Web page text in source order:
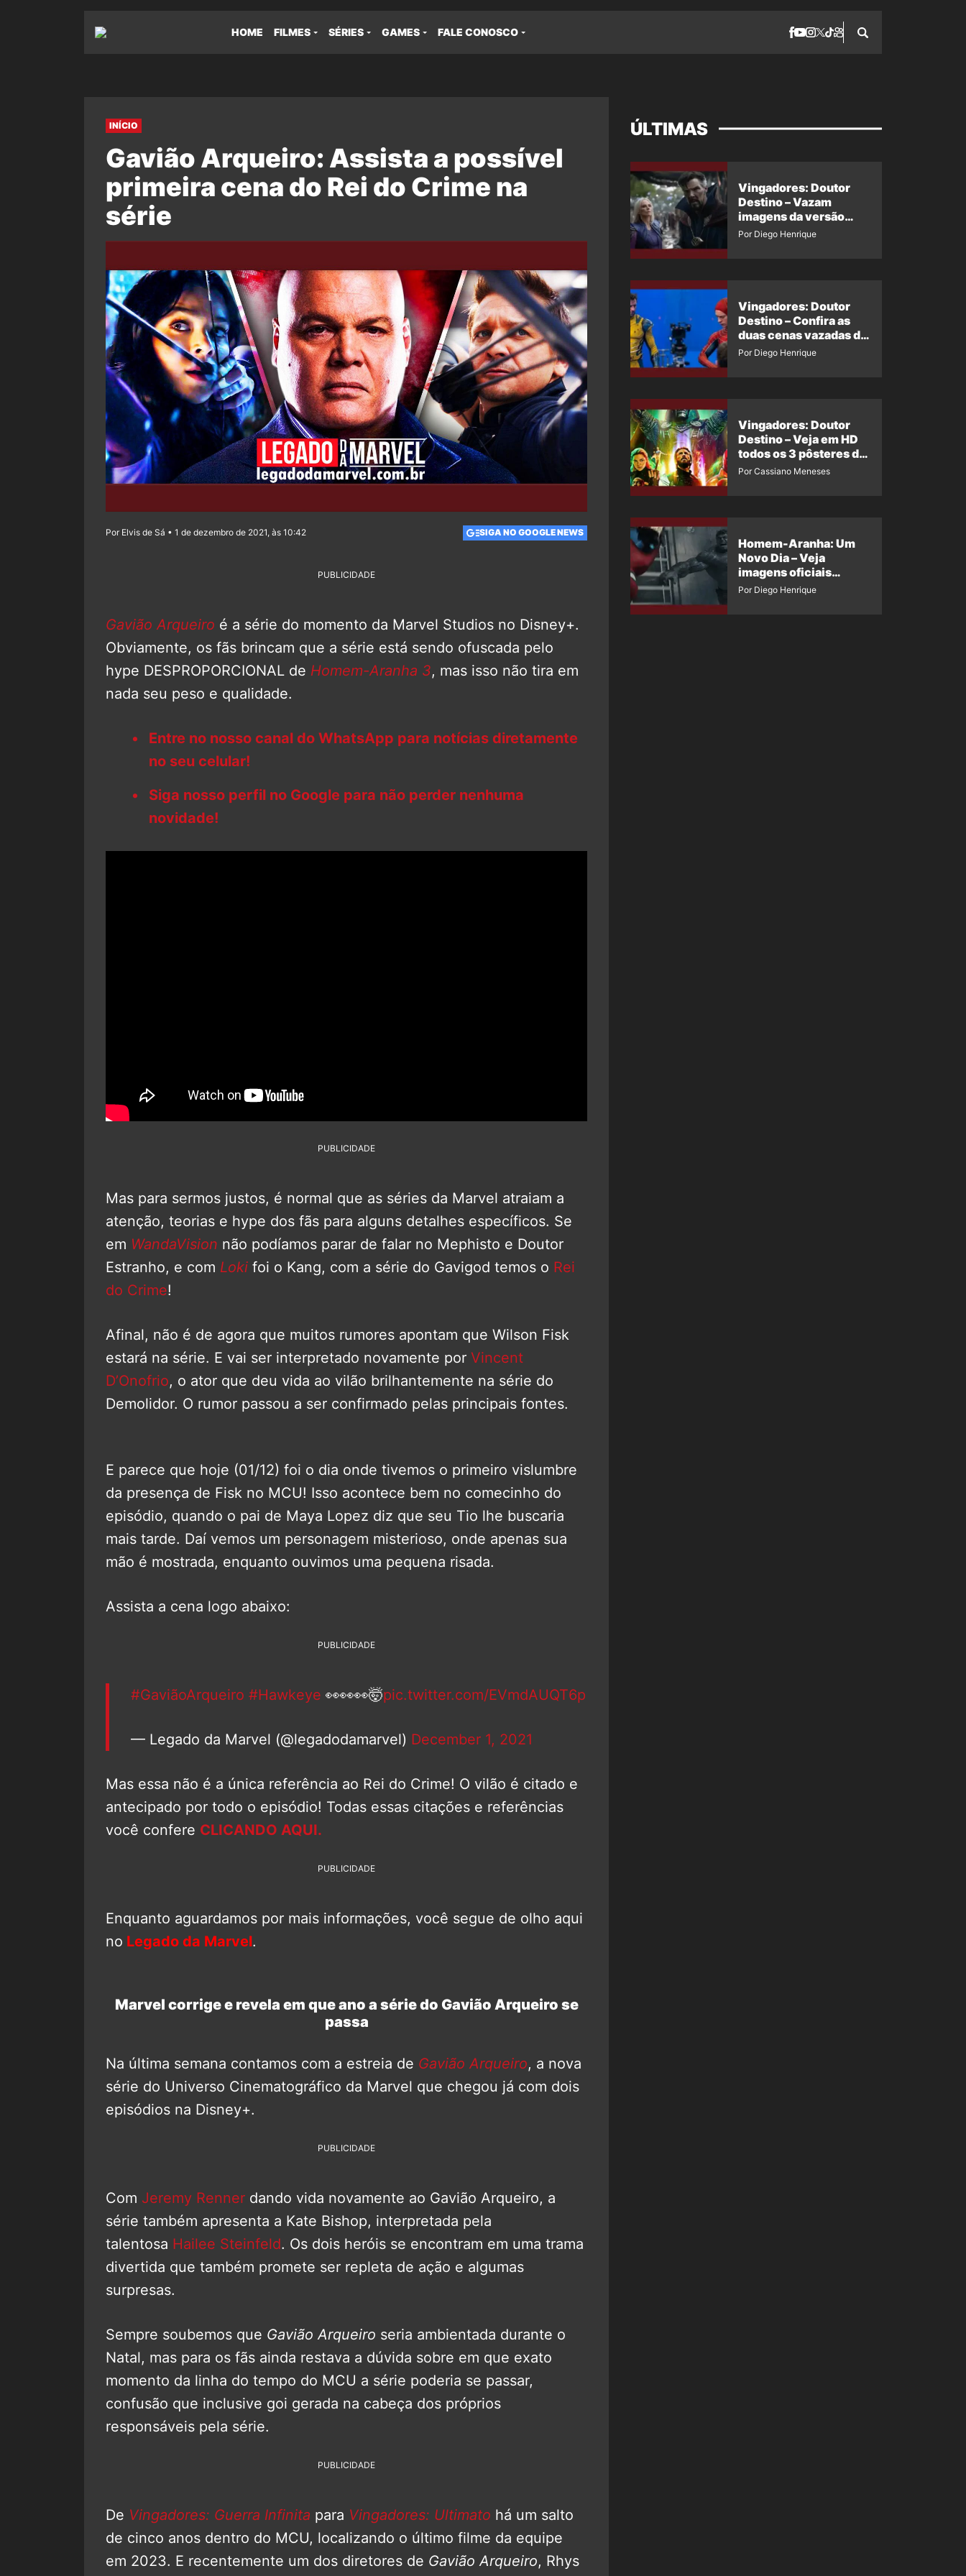
HOME FILMES SÉRIES GAMES FALE CONOSCO
INÍCIO
Gavião Arqueiro: Assista a possível
primeira cena do Rei do Crime na
série
Por Elvis de Sá • 1 de dezembro de 2021, às 10:42 SIGA NO GOOGLE NEWS
PUBLICIDADE
Gavião Arqueiro é a série do momento da Marvel Studios no Disney+.
Obviamente, os fãs brincam que a série está sendo ofuscada pelo
hype DESPROPORCIONAL de Homem-Aranha 3, mas isso não tira em
nada seu peso e qualidade.
Entre no nosso canal do WhatsApp para notícias diretamente
no seu celular!
Siga nosso perfil no Google para não perder nenhuma
novidade!
PUBLICIDADE
Mas para sermos justos, é normal que as séries da Marvel atraiam a
atenção, teorias e hype dos fãs para alguns detalhes específicos. Se
em WandaVision não podíamos parar de falar no Mephisto e Doutor
Estranho, e com Loki foi o Kang, com a série do Gavigod temos o Rei
do Crime!
Afinal, não é de agora que muitos rumores apontam que Wilson Fisk
estará na série. E vai ser interpretado novamente por Vincent
D’Onofrio, o ator que deu vida ao vilão brilhantemente na série do
Demolidor. O rumor passou a ser confirmado pelas principais fontes.
E parece que hoje (01/12) foi o dia onde tivemos o primeiro vislumbre
da presença de Fisk no MCU! Isso acontece bem no comecinho do
episódio, quando o pai de Maya Lopez diz que seu Tio lhe buscaria
mais tarde. Daí vemos um personagem misterioso, onde apenas sua
mão é mostrada, enquanto ouvimos uma pequena risada.
Assista a cena logo abaixo:
PUBLICIDADE
#GaviãoArqueiro #Hawkeye 👀👀👀🤯pic.twitter.com/EVmdAUQT6p
— Legado da Marvel (@legadodamarvel) December 1, 2021
Mas essa não é a única referência ao Rei do Crime! O vilão é citado e
antecipado por todo o episódio! Todas essas citações e referências
você confere CLICANDO AQUI.
PUBLICIDADE
Enquanto aguardamos por mais informações, você segue de olho aqui
no Legado da Marvel.
Marvel corrige e revela em que ano a série do Gavião Arqueiro se
passa
Na última semana contamos com a estreia de Gavião Arqueiro, a nova
série do Universo Cinematográfico da Marvel que chegou já com dois
episódios na Disney+.
PUBLICIDADE
Com Jeremy Renner dando vida novamente ao Gavião Arqueiro, a
série também apresenta a Kate Bishop, interpretada pela
talentosa Hailee Steinfeld. Os dois heróis se encontram em uma trama
divertida que também promete ser repleta de ação e algumas
surpresas.
Sempre soubemos que Gavião Arqueiro seria ambientada durante o
Natal, mas para os fãs ainda restava a dúvida sobre em que exato
momento da linha do tempo do MCU a série poderia se passar,
confusão que inclusive goi gerada na cabeça dos próprios
responsáveis pela série.
PUBLICIDADE
De Vingadores: Guerra Infinita para Vingadores: Ultimato há um salto
de cinco anos dentro do MCU, localizando o último filme da equipe
em 2023. E recentemente um dos diretores de Gavião Arqueiro, Rhys
ÚLTIMAS
Vingadores: Doutor
Destino – Vazam
imagens da versão
maligna do Doutor
Por Diego Henrique
Vingadores: Doutor
Destino – Confira as
duas cenas vazadas do
Wolverine e o Homem-
Por Diego Henrique
Vingadores: Doutor
Destino – Veja em HD
todos os 3 pôsteres de
‘Doomsday’ + 1 imagem
Por Cassiano Meneses
Homem-Aranha: Um
Novo Dia – Veja
imagens oficiais
descartadas do Hulk
Por Diego Henrique